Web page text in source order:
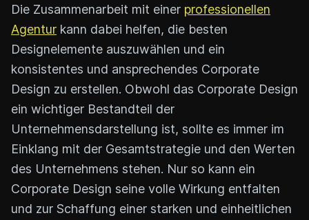
Die Zusammenarbeit mit einer professionellen
Agentur kann dabei helfen, die besten
Designelemente auszuwählen und ein
konsistentes und ansprechendes Corporate
Design zu erstellen. Obwohl das Corporate Design
ein wichtiger Bestandteil der
Unternehmensdarstellung ist, sollte es immer im
Einklang mit der Gesamtstrategie und den Werten
des Unternehmens stehen. Nur so kann ein
Corporate Design seine volle Wirkung entfalten
und zur Schaffung einer starken und einheitlichen